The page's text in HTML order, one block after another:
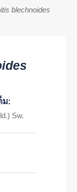
blechnoides
ม:
Sw.